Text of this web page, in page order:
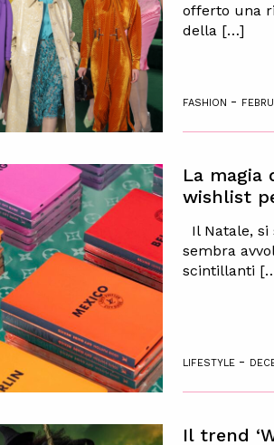
offerto una
della […]
FASHION -
La magia
wishlist
Il Natale, si
sembra
scintillanti
LIFESTYLE -
Il trend